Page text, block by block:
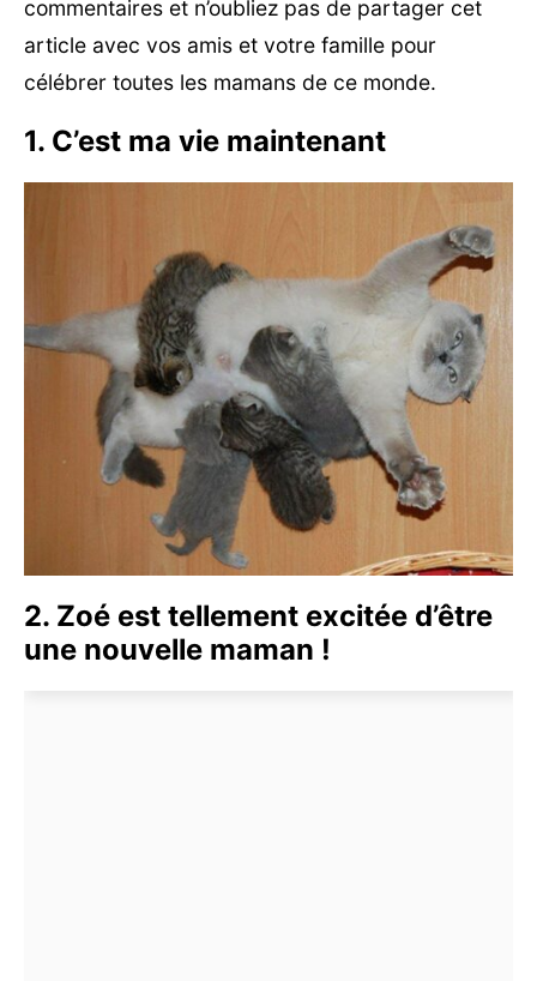
commentaires et n’oubliez pas de partager cet
article avec vos amis et votre famille pour
célébrer toutes les mamans de ce monde.
1. C’est ma vie maintenant
2. Zoé est tellement excitée d’être
une nouvelle maman !